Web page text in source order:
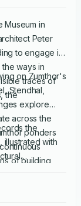
Museum in
Peter
to engage in
ways in
traces of
the
on Zumthor's
Stendhal,
explore
across the
ponders
of building,
to his
LACMA on a
the
illustrated with